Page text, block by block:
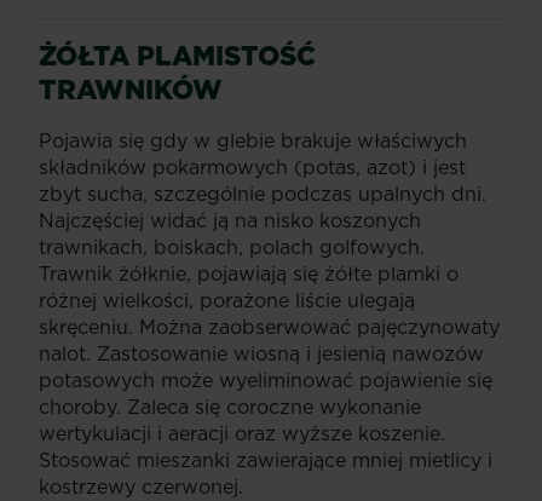
ŻÓŁTA PLAMISTOŚĆ
TRAWNIKÓW
Pojawia się gdy w glebie brakuje właściwych
składników pokarmowych (potas, azot) i jest
zbyt sucha, szczególnie podczas upalnych dni.
Najczęściej widać ją na nisko koszonych
trawnikach, boiskach, polach golfowych.
Trawnik żółknie, pojawiają się żółte plamki o
różnej wielkości, porażone liście ulegają
skręceniu. Można zaobserwować pajęczynowaty
nalot. Zastosowanie wiosną i jesienią nawozów
potasowych może wyeliminować pojawienie się
choroby. Zaleca się coroczne wykonanie
wertykulacji i aeracji oraz wyższe koszenie.
Stosować mieszanki zawierające mniej mietlicy i
kostrzewy czerwonej.